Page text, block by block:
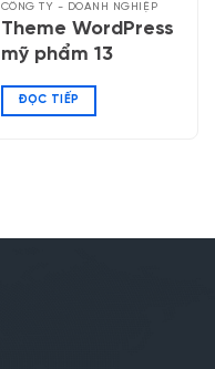
CÔNG TY - DOANH NGHIỆP
Theme WordPress
mỹ phẩm 13
ĐỌC TIẾP